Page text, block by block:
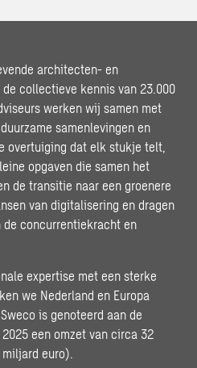
architecten- en
collectieve kennis van 23.000
werken wij samen met
samenlevingen en
overtuiging dat elk stukje telt,
opgaven die samen het
de transitie naar een groenere
van digitalisering en dragen
concurrentiekracht en
expertise met een sterke
we Nederland en Europa
is genoteerd aan de
een omzet van circa 32
euro).